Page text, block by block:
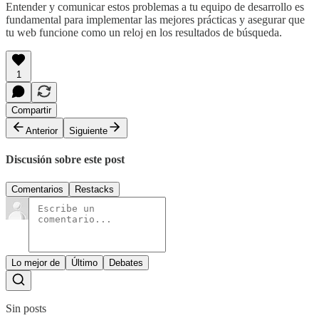
Entender y comunicar estos problemas a tu equipo de desarrollo es
fundamental para implementar las mejores prácticas y asegurar que
tu web funcione como un reloj en los resultados de búsqueda.
1
Compartir
Anterior
Siguiente
Discusión sobre este post
Comentarios Restacks
Lo mejor de Último Debates
Sin posts